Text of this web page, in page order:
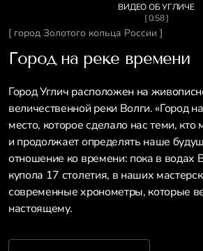
ВИДЕО ОБ УГЛИЧЕ
[ 0:58 ]
[ город Золотого кольца России ]
Город на реке времени
Город Углич расположен на
величественной реки Волги. «Город
место, которое сделало нас теми, кто
и продолжает определять наше
отношение ко времени: пока в водах
купола 17 столетия, в наших
современные хронометры, которые
настоящему.